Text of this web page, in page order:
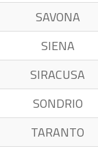
SAVONA
SIENA
SIRACUSA
SONDRIO
TARANTO